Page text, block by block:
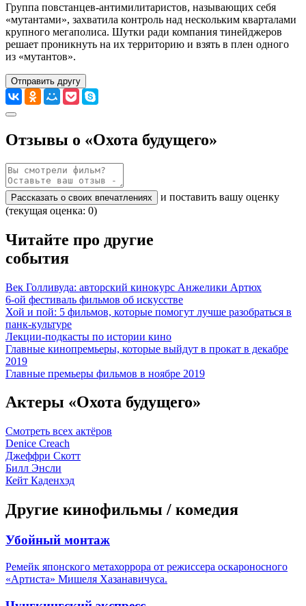
Группа повстанцев-антимилитаристов, называющих себя
«мутантами», захватила контроль над нескольким кварталами
крупного мегаполиса. Шутки ради компания тинейджеров
решает проникнуть на их территорию и взять в плен одного
из «мутантов».
Отправить другу
Отзывы о «Охота будущего»
Рассказать о своих впечатлениях
и поставить вашу оценку
(текущая оценка: 0)
Читайте про другие
события
Век Голливуда: авторский кинокурс Анжелики Артюх
6-ой фестиваль фильмов об искусстве
Хой и пой: 5 фильмов, которые помогут лучше разобраться в
панк-культуре
Лекции-подкасты по истории кино
Главные кинопремьеры, которые выйдут в прокат в декабре
2019
Главные премьеры фильмов в ноябре 2019
Актеры «Охота будущего»
Смотреть всех актёров
Denice Creach
Джеффри Скотт
Билл Энсли
Кейт Каденхэд
Другие кинофильмы / комедия
Убойный монтаж
Ремейк японского метахоррора от режиссера оскароносного
«Артиста» Мишеля Хазанавичуса.